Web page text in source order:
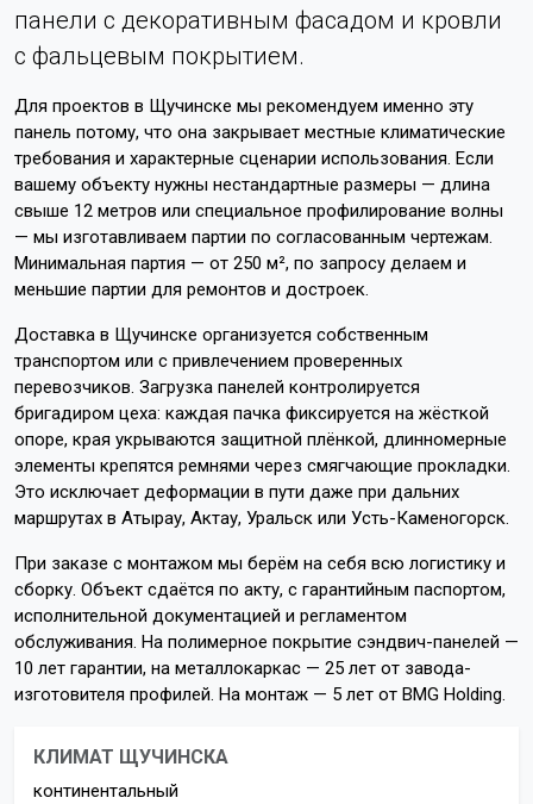
панели с декоративным фасадом и кровли
с фальцевым покрытием.
Для проектов в Щучинске мы рекомендуем именно эту
панель потому, что она закрывает местные климатические
требования и характерные сценарии использования. Если
вашему объекту нужны нестандартные размеры — длина
свыше 12 метров или специальное профилирование волны
— мы изготавливаем партии по согласованным чертежам.
Минимальная партия — от 250 м², по запросу делаем и
меньшие партии для ремонтов и достроек.
Доставка в Щучинске организуется собственным
транспортом или с привлечением проверенных
перевозчиков. Загрузка панелей контролируется
бригадиром цеха: каждая пачка фиксируется на жёсткой
опоре, края укрываются защитной плёнкой, длинномерные
элементы крепятся ремнями через смягчающие прокладки.
Это исключает деформации в пути даже при дальних
маршрутах в Атырау, Актау, Уральск или Усть-Каменогорск.
При заказе с монтажом мы берём на себя всю логистику и
сборку. Объект сдаётся по акту, с гарантийным паспортом,
исполнительной документацией и регламентом
обслуживания. На полимерное покрытие сэндвич-панелей —
10 лет гарантии, на металлокаркас — 25 лет от завода-
изготовителя профилей. На монтаж — 5 лет от BMG Holding.
КЛИМАТ ЩУЧИНСКА
континентальный